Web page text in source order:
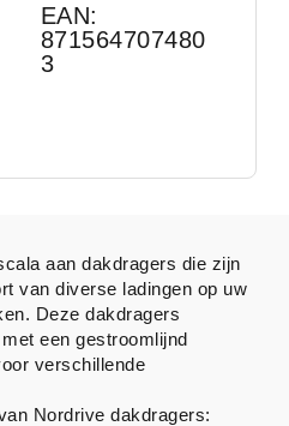
EAN:
871564707480
3
aan dakdragers die zijn
van diverse ladingen op uw
Deze dakdragers
een gestroomlijnd
verschillende
Nordrive dakdragers: